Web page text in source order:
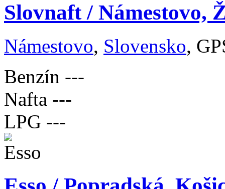
Slovnaft / Námestovo,
Námestovo, Slovensko,
Benzín ---
Nafta ---
LPG ---